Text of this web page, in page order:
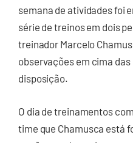
semana de atividades foi
série de treinos em dois
treinador Marcelo
observações em cima das
disposição.
O dia de treinamentos
time que Chamusca está